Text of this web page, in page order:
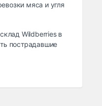
мяса и угля
Wildberries в
пострадавшие